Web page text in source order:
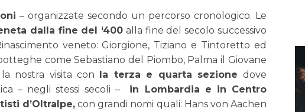
– organizzate secondo un percorso cronologico. Le
dalla fine del ‘400 alla fine del secolo successivo
veneto: Giorgione, Tiziano e Tintoretto ed
come Sebastiano del Piombo, Palma il Giovane
nostra visita con la terza e quarta sezione dove
– negli stessi secoli – in Lombardia e in Centro
d’Oltralpe, con grandi nomi quali: Hans von Aachen